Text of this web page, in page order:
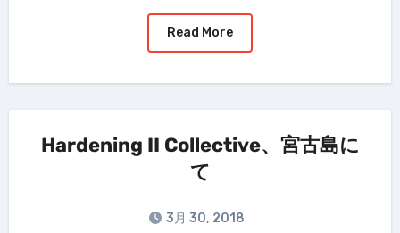
Read More
Hardening II Collective、宮古島に
て
3月 30, 2018